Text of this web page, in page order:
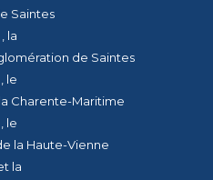
Saintes
, la
de Saintes
, le
Charente-Maritime
, le
la Haute-Vienne
la